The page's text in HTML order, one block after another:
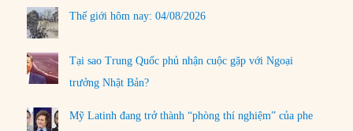
Thế giới hôm nay: 04/08/2026
Tại sao Trung Quốc phủ nhận cuộc gặp với Ngoại
trưởng Nhật Bản?
Mỹ Latinh đang trở thành “phòng thí nghiệm” của phe